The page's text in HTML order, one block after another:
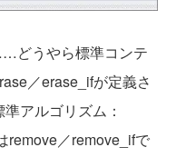
どうやら標準コンテ
／erase_ifが定義さ
アルゴリズム：
remove／remove_ifで